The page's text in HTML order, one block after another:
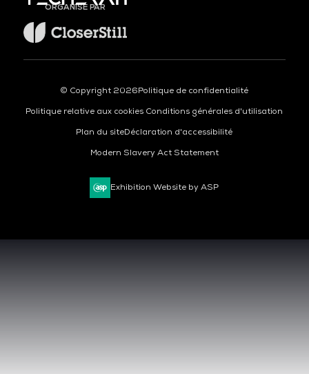
ORGANISÉ PAR
© Copyright 2026Politique de confidentialité
Politique relative aux cookies Conditions générales d'utilisation
Plan du siteDéclaration d'accessibilité
Modern Slavery Act Statement
Exhibition Website by ASP